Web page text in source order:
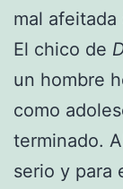
mal
El chico de
un hombre
como
terminado.
serio y para